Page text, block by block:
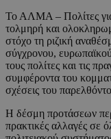
Το ΑΛΜΑ – Πολίτες
τολμηρή και
στόχο τη ριζική
σύγχρονου,
τους πολίτες και τις
συμφέροντα του
σχέσεις του
Η δέσμη προτάσεων
πρακτικές αλλαγές σε